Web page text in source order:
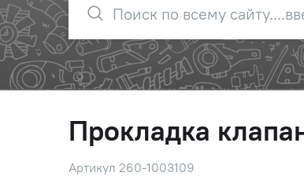
Прокладка
Артикул 260-1003109